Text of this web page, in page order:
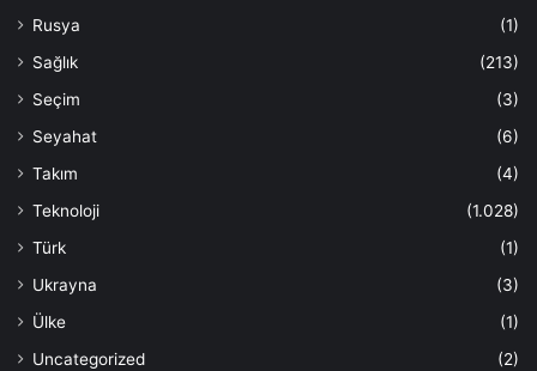
Rusya
(1)
Sağlık
(213)
Seçim
(3)
Seyahat
(6)
Takım
(4)
Teknoloji
(1.028)
Türk
(1)
Ukrayna
(3)
Ülke
(1)
Uncategorized
(2)